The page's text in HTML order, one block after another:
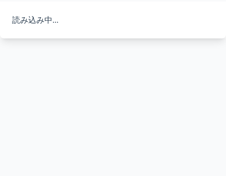
読み込み中...